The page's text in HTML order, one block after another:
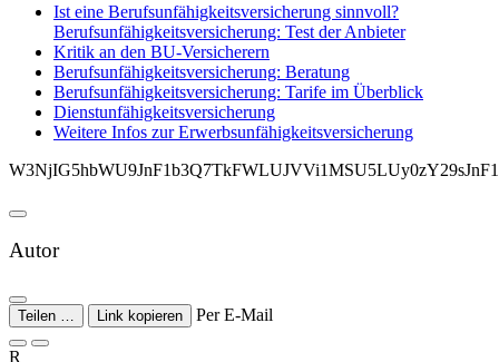
Ist eine Berufsunfähigkeitsversicherung sinnvoll?
Berufsunfähigkeitsversicherung: Test der Anbieter
Kritik an den BU-Versicherern
Berufsunfähigkeitsversicherung: Beratung
Berufsunfähigkeitsversicherung: Tarife im Überblick
Dienstunfähigkeitsversicherung
Weitere Infos zur Erwerbsunfähigkeitsversicherung
Autor
Teilen … Link kopieren Per E-Mail
R